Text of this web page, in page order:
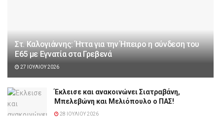
Στ. Καλογιάννης: Ήττα για την Ήπειρο η σύνδεση του
Ε65 με Εγνατία στα Γρεβενά
27 ΙΟΥΛΊΟΥ 2026
Έκλεισε και ανακοινώνει Σιατραβάνη,
Μπελεβώνη και Μελιόπουλο ο ΠΑΣ!
28 ΙΟΥΛΊΟΥ 2026